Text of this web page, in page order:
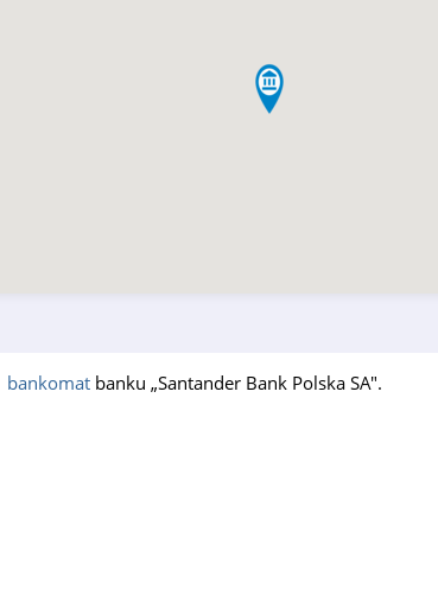
bankomat banku „Santander Bank Polska SA".